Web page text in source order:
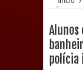
polícia